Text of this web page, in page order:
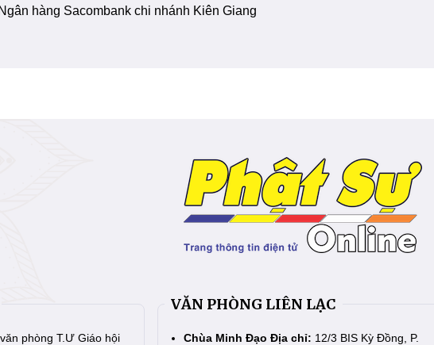
Ngân hàng Sacombank chi nhánh Kiên Giang
phòng T.Ư Giáo hội
VĂN PHÒNG LIÊN LẠC
Chùa Minh Đạo Địa chỉ: 12/3 BIS Kỳ Đồng, P.